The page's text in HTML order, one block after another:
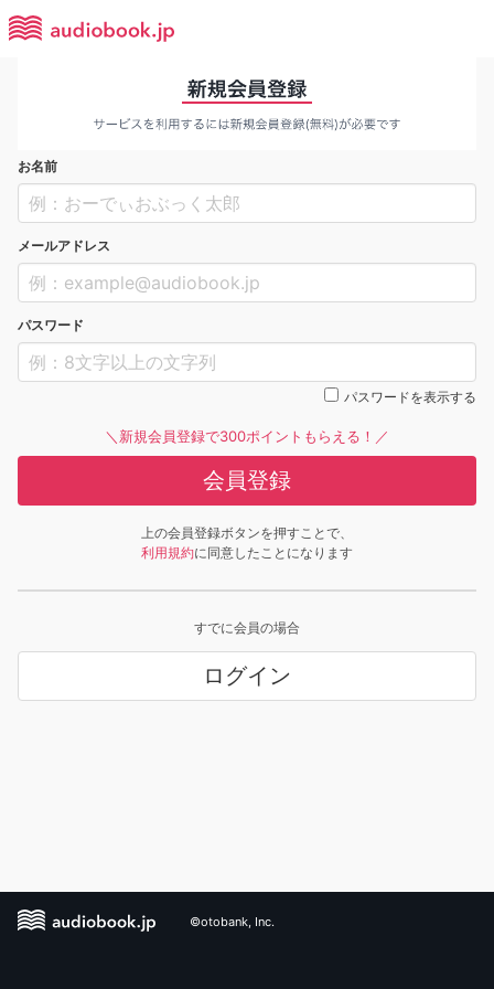
お名前
メールアドレス
パスワード
パスワードを表示する
＼新規会員登録で300ポイントもらえる！／
会員登録
上の会員登録ボタンを押すことで、
利用規約に同意したことになります
すでに会員の場合
ログイン
©otobank, Inc.